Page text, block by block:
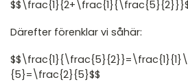
Därefter förenklar vi såhär:
{5}=\frac{2}{5}$$